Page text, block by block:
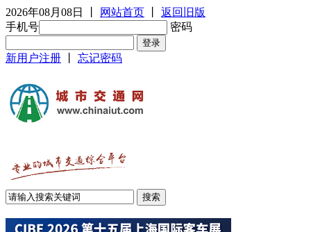
2026年08月08日 网站首页
返回旧版
手机号
密码
新用户注册 忘记密码